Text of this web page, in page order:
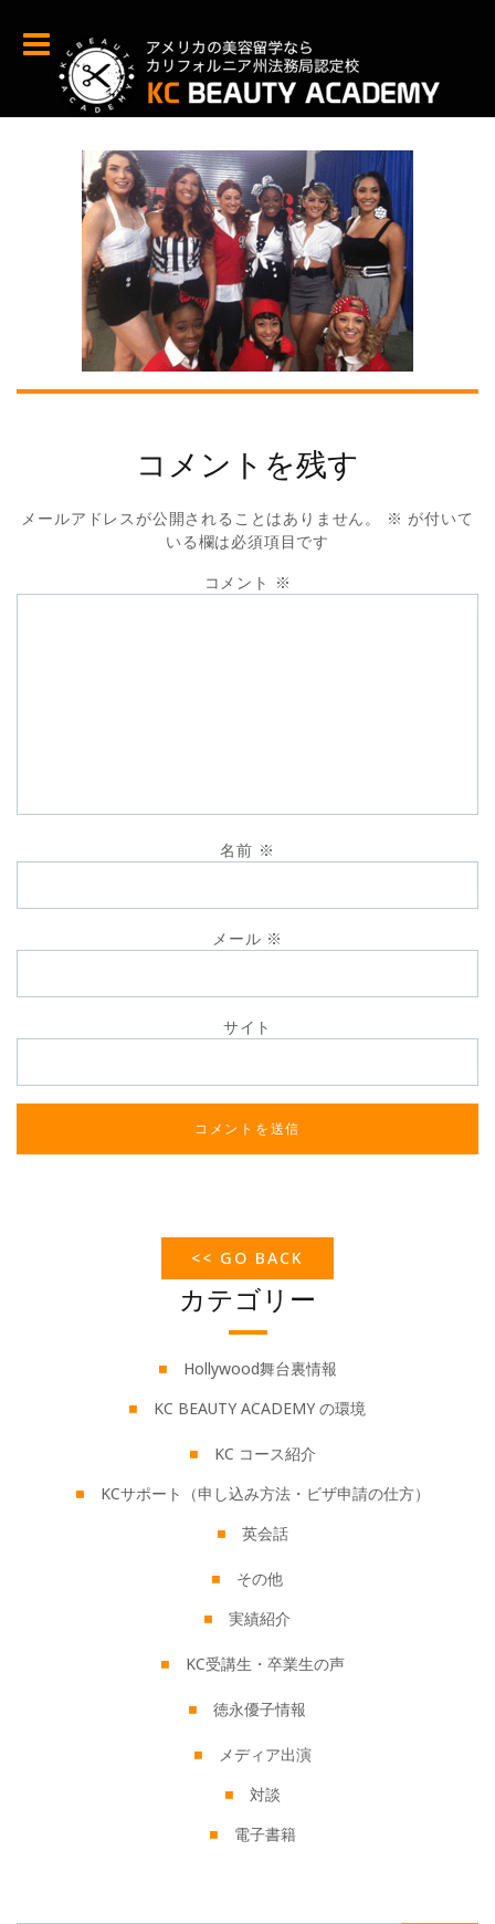
カテゴリー
Hollywood舞台裏情報
KC BEAUTY ACADEMY の環境
KC コース紹介
KCサポート（申し込み方法・ビザ申請の仕方）
英会話
その他
実績紹介
KC受講生・卒業生の声
徳永優子情報
メディア出演
対談
電子書籍
コメントを残す
メールアドレスが公開されることはありません。 ※ が付いて
いる欄は必須項目です
コメント ※
名前 ※
メール ※
サイト
<< GO BACK